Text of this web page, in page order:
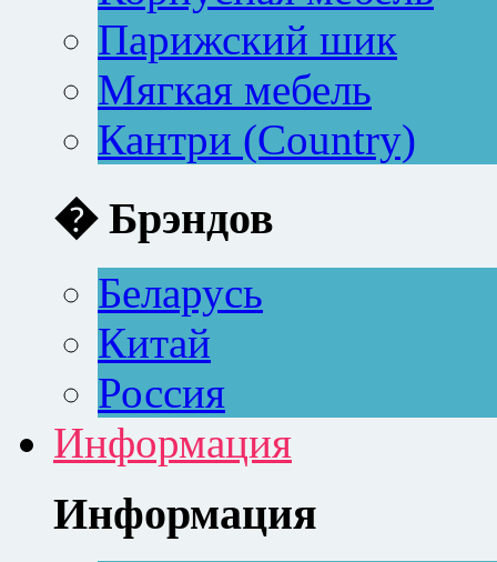
Парижский шик
Мягкая мебель
Кантри (Country)
� Брэндов
Беларусь
Китай
Россия
Информация
Информация